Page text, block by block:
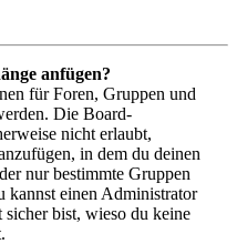
anfügen?
für Foren, Gruppen und
Die Board-
nicht erlaubt,
in dem du deinen
nur bestimmte Gruppen
kannst einen Administrator
bist, wieso du keine